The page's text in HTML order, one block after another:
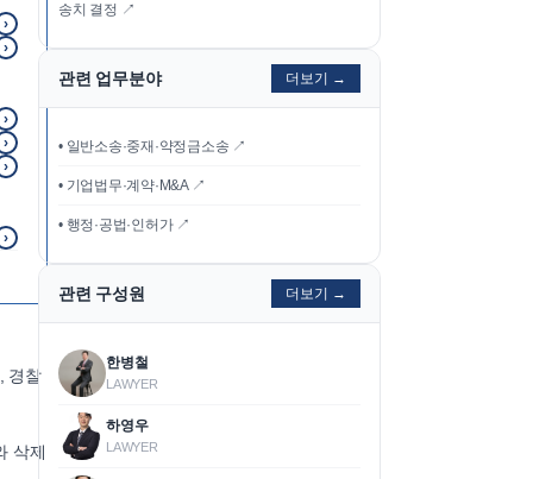
›
›
›
›
›
›
경찰
삭제
송치 결정 ↗
관련 업무분야 더보기 →
• 일반소송·중재·약정금소송 ↗
• 기업법무·계약·M&A ↗
• 행정·공법·인허가 ↗
관련 구성원 더보기 →
한병철
LAWYER
하영우
LAWYER